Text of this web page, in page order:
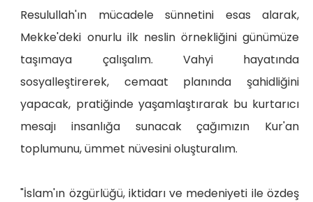
Resulullah'ın mücadele sünnetini esas alarak,
Mekke'deki onurlu ilk neslin örnekliğini günümüze
taşımaya çalışalım. Vahyi hayatında
sosyalleştirerek, cemaat planında şahidliğini
yapacak, pratiğinde yaşamlaştırarak bu kurtarıcı
mesajı insanlığa sunacak çağımızın Kur'an
toplumunu, ümmet nüvesini oluşturalım.
"İslam'ın özgürlüğü, iktidarı ve medeniyeti ile özdeş